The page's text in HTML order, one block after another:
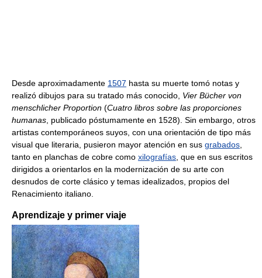
Desde aproximadamente 1507 hasta su muerte tomó notas y
realizó dibujos para su tratado más conocido, Vier Bücher von
menschlicher Proportion (Cuatro libros sobre las proporciones
humanas, publicado póstumamente en 1528). Sin embargo, otros
artistas contemporáneos suyos, con una orientación de tipo más
visual que literaria, pusieron mayor atención en sus grabados,
tanto en planchas de cobre como xilografías, que en sus escritos
dirigidos a orientarlos en la modernización de su arte con
desnudos de corte clásico y temas idealizados, propios del
Renacimiento italiano.
Aprendizaje y primer viaje